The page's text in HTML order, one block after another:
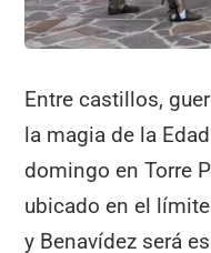
Entre castillos,
la magia de la
domingo en Torre
ubicado en el
y Benavídez será